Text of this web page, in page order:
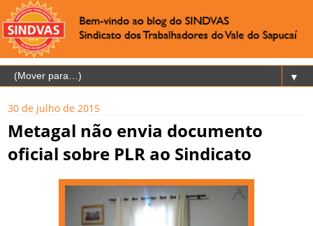
▼
30 de julho de 2015
Metagal não envia documento
oficial sobre PLR ao Sindicato